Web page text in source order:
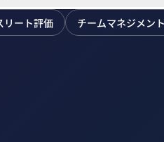
リート評価 チームマネジメント